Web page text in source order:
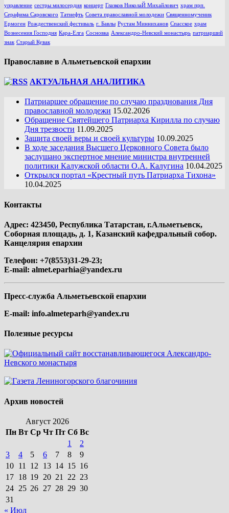
управление сестры милосердия концерт Глазков НиколаЙ Михайлович храм прп.
Серафима Саровского Татнефть Совета православной молодежи Священномученик
Ермоген Рождественский фестиваль г. Бавлы Рустам Минниханов Спасское храм
Вознесения Господня Кара-Елга Сосновка Александро-Невский монастырь патриарший
знак Старый Кувак
Православие в Альметьевской епархии
АКТУАЛЬНАЯ АНАЛИТИКА
Патриаршее обращение по случаю празднования Дня
православной молодежи 15.02.2026
Обращение Святейшего Патриарха Кирилла по случаю
Дня трезвости 11.09.2025
Защита своей веры и своей культуры 10.09.2025
В ходе заседания Высшего Церковного Совета было
заслушано экспертное мнение министра внутренней
политики Калужской области О.А. Калугина 10.04.2025
Открылся портал «Крестный путь Патриарха Тихона»
10.04.2025
Контакты
Адрес: 423450, Республика Татарстан, г.Альметьевск,
Соборная площадь, д. 1, Казанский кафедральный собор.
Канцелярия епархии
Телефон: +7(8553)31-29-23;
E-mail: almet.eparhia@yandex.ru
Пресс-служба Альметьевской епархии
E-mail: info.almeteparh@yandex.ru
Полезные ресурсы
Архив новостей
Август 2026
Пн Вт Ср Чт Пт Сб Вс
1
2
3
4 5 6 7 8
9
10 11 12 13 14 15 16
17 18 19 20 21 22 23
24 25 26 27 28 29 30
31
« Июл